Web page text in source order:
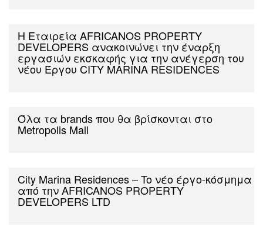
Η Εταιρεία AFRICANOS PROPERTY
DEVELOPERS ανακοινώνει την έναρξη
εργασιών εκσκαφής για την ανέγερση του
νέου Έργου CITY MARINA RESIDENCES
Όλα τα brands που θα βρίσκονται στο
Metropolis Mall
City Marina Residences – To νέο έργο-κόσμημα
από την AFRICANOS PROPERTY
DEVELOPERS LTD